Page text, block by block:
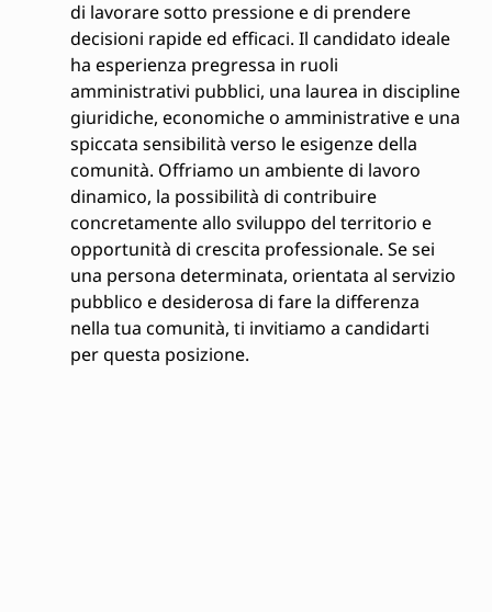
di lavorare sotto pressione e di prendere
decisioni rapide ed efficaci. Il candidato ideale
ha esperienza pregressa in ruoli
amministrativi pubblici, una laurea in discipline
giuridiche, economiche o amministrative e una
spiccata sensibilità verso le esigenze della
comunità. Offriamo un ambiente di lavoro
dinamico, la possibilità di contribuire
concretamente allo sviluppo del territorio e
opportunità di crescita professionale. Se sei
una persona determinata, orientata al servizio
pubblico e desiderosa di fare la differenza
nella tua comunità, ti invitiamo a candidarti
per questa posizione.